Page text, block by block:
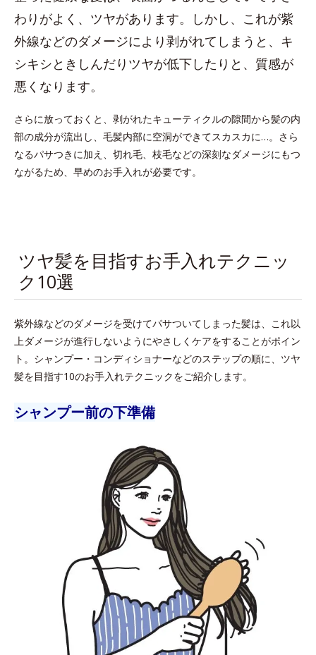
わりがよく、ツヤがあります。しかし、これが紫
外線などのダメージにより剥がれてしまうと、キ
シキシときしんだりツヤが低下したりと、質感が
悪くなります。
さらに放っておくと、剥がれたキューティクルの隙間から髪の内
部の成分が流出し、毛髪内部に空洞ができてスカスカに…。さら
なるパサつきに加え、切れ毛、枝毛などの深刻なダメージにもつ
ながるため、早めのお手入れが必要です。
ツヤ髪を目指すお手入れテクニッ
ク10選
紫外線などのダメージを受けてパサついてしまった髪は、これ以
上ダメージが進行しないようにやさしくケアをすることがポイン
ト。シャンプー・コンディショナーなどのステップの順に、ツヤ
髪を目指す10のお手入れテクニックをご紹介します。
シャンプー前の下準備